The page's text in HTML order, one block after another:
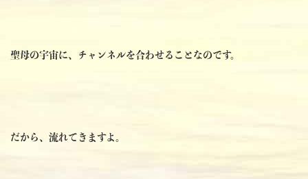
聖母の宇宙に、チャンネルを合わせることなのです。
だから、流れてきますよ。